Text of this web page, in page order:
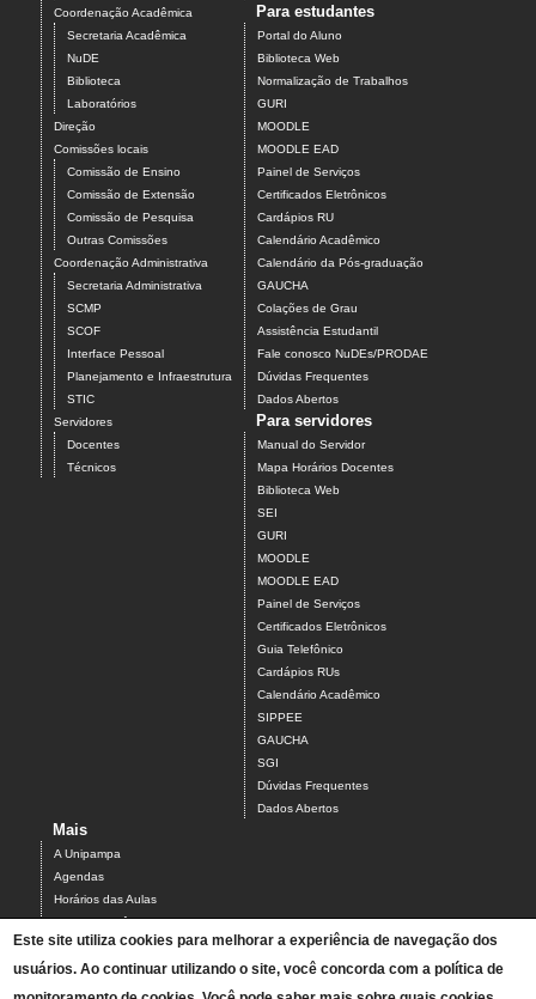
Coordenação Acadêmica
Secretaria Acadêmica
NuDE
Biblioteca
Laboratórios
Direção
Comissões locais
Comissão de Ensino
Comissão de Extensão
Comissão de Pesquisa
Outras Comissões
Coordenação Administrativa
Secretaria Administrativa
SCMP
SCOF
Interface Pessoal
Planejamento e Infraestrutura
STIC
Servidores
Docentes
Técnicos
Para estudantes
Portal do Aluno
Biblioteca Web
Normalização de Trabalhos
GURI
MOODLE
MOODLE EAD
Painel de Serviços
Certificados Eletrônicos
Cardápios RU
Calendário Acadêmico
Calendário da Pós-graduação
GAUCHA
Colações de Grau
Assistência Estudantil
Fale conosco NuDEs/PRODAE
Dúvidas Frequentes
Dados Abertos
Para servidores
Manual do Servidor
Mapa Horários Docentes
Biblioteca Web
SEI
GURI
MOODLE
MOODLE EAD
Painel de Serviços
Certificados Eletrônicos
Guia Telefônico
Cardápios RUs
Calendário Acadêmico
SIPPEE
GAUCHA
SGI
Dúvidas Frequentes
Dados Abertos
Mais
A Unipampa
Agendas
Horários das Aulas
Centro Acadêmico do Campus Alegrete
Estrutura Organizacional
PDI 2019-2023
Orientações de segurança
Este site utiliza cookies para melhorar a experiência de navegação dos
usuários. Ao continuar utilizando o site, você concorda com a política de